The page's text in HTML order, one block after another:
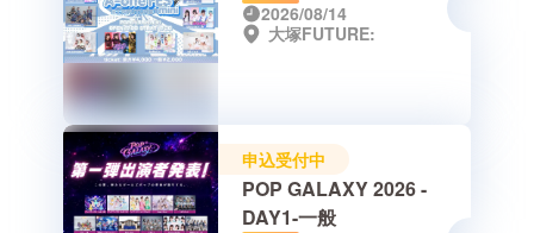
2026/08/14
大塚FUTURE:
申込受付中
POP GALAXY 2026 -
DAY1-一般